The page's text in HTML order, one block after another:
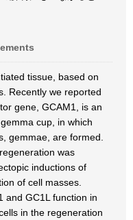
tissue, based on
Recently we reported
gene, GCAM1, is an
cup, in which
gemmae, are formed.
was
inductions of
of cell masses.
and GC1L function in
in the regeneration